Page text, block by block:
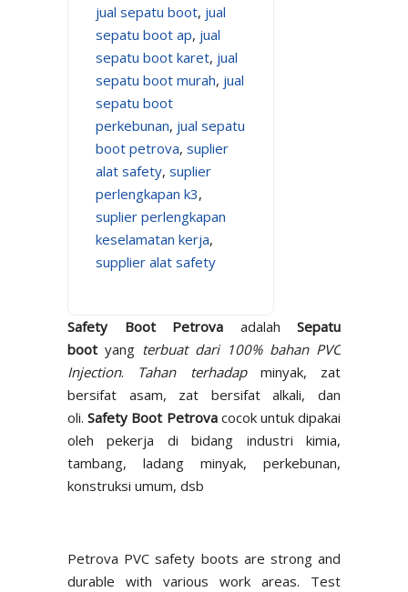
jual sepatu boot, jual
sepatu boot ap, jual
sepatu boot karet, jual
sepatu boot murah, jual
sepatu boot
perkebunan, jual sepatu
boot petrova, suplier
alat safety, suplier
perlengkapan k3,
suplier perlengkapan
keselamatan kerja,
supplier alat safety
Safety Boot Petrova adalah Sepatu
boot yang terbuat dari 100% bahan PVC
Injection. Tahan terhadapminyak, zat
bersifat asam, zat bersifat alkali, dan
oli.Safety Boot Petrova cocok untuk dipakai
oleh pekerja di bidang industri kimia,
tambang, ladang minyak, perkebunan,
konstruksi umum, dsb
Petrova PVC safety boots are strong and
durable with various work areas. Test